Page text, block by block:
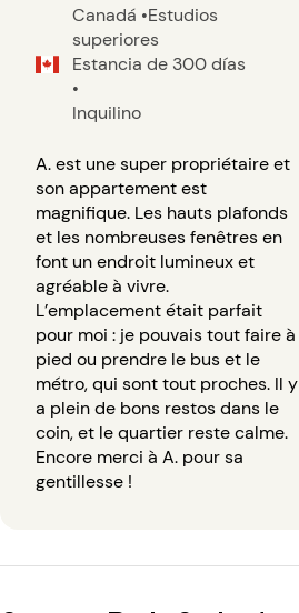
Canadá •Estudios
superiores
Estancia de 300 días
•
Inquilino
A. est une super propriétaire et
son appartement est
magnifique. Les hauts plafonds
et les nombreuses fenêtres en
font un endroit lumineux et
agréable à vivre.
L’emplacement était parfait
pour moi : je pouvais tout faire à
pied ou prendre le bus et le
métro, qui sont tout proches. Il y
a plein de bons restos dans le
coin, et le quartier reste calme.
Encore merci à A. pour sa
gentillesse !